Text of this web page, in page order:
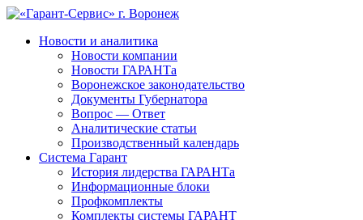
Новости и аналитика
Новости компании
Новости ГАРАНТа
Воронежское законодательство
Документы Губернатора
Вопрос — Ответ
Аналитические статьи
Производственный календарь
Система Гарант
История лидерства ГАРАНТа
Информационные блоки
Профкомплекты
Комплекты системы ГАРАНТ